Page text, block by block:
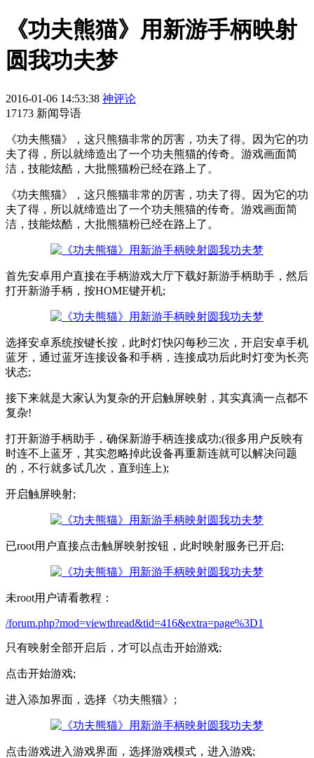
《功夫熊猫》用新游手柄映射
圆我功夫梦
2016-01-06 14:53:38 神评论
17173 新闻导语
​《功夫熊猫》，这只熊猫非常的厉害，功夫了得。因为它的功
夫了得，所以就缔造出了一个功夫熊猫的传奇。游戏画面简
洁，技能炫酷，大批熊猫粉已经在路上了。
《功夫熊猫》，这只熊猫非常的厉害，功夫了得。因为它的功
夫了得，所以就缔造出了一个功夫熊猫的传奇。游戏画面简
洁，技能炫酷，大批熊猫粉已经在路上了。
首先安卓用户直接在手柄游戏大厅下载好新游手柄助手，然后
打开新游手柄，按HOME键开机;
选择安卓系统按键长按，此时灯快闪每秒三次，开启安卓手机
蓝牙，通过蓝牙连接设备和手柄，连接成功后此时灯变为长亮
状态;
接下来就是大家认为复杂的开启触屏映射，其实真滴一点都不
复杂!
打开新游手柄助手，确保新游手柄连接成功;(很多用户反映有
时连不上蓝牙，其实忽略掉此设备再重新连就可以解决问题
的，不行就多试几次，直到连上);
开启触屏映射;
已root用户直接点击触屏映射按钮，此时映射服务已开启;
未root用户请看教程：
/forum.php?mod=viewthread&tid=416&extra=page%3D1
只有映射全部开启后，才可以点击开始游戏;
点击开始游戏;
进入添加界面，选择《功夫熊猫》;
点击游戏进入游戏界面，选择游戏模式，进入游戏;